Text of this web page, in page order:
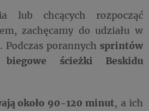
lub chcących rozpocząć
zachęcamy do udziału w
. Podczas porannych sprintów
biegowe ścieżki Beskidu
około 90-120 minut, a ich